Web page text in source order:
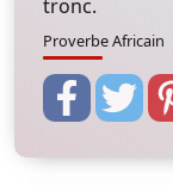
tronc.
Proverbe Africain